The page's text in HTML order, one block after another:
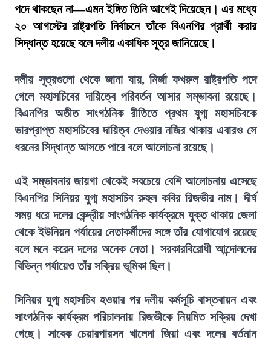
পদে থাকছেন না—এমন ইঙ্গিত তিনি আগেই দিয়েছেন। এর মধ্যে
২০ আগস্টের রাষ্ট্রপতি নির্বাচনে তাঁকে বিএনপির প্রার্থী করার
সিদ্ধান্ত হয়েছে বলে দলীয় একাধিক সূত্র জানিয়েছে।
দলীয় সূত্রগুলো থেকে জানা যায়, মির্জা ফখরুল রাষ্ট্রপতি পদে
গেলে মহাসচিবের দায়িত্বে পরিবর্তন আসার সম্ভাবনা রয়েছে।
বিএনপির অতীত সাংগঠনিক রীতিতে প্রথম যুগ্ম মহাসচিবকে
ভারপ্রাপ্ত মহাসচিবের দায়িত্ব দেওয়ার নজির থাকায় এবারও সে
ধরনের সিদ্ধান্ত আসতে পারে বলে আলোচনা রয়েছে।
এই সম্ভাবনার জায়গা থেকেই সবচেয়ে বেশি আলোচনায় এসেছে
বিএনপির সিনিয়র যুগ্ম মহাসচিব রুহুল কবির রিজভীর নাম। দীর্ঘ
সময় ধরে দলের কেন্দ্রীয় সাংগঠনিক কার্যক্রমে যুক্ত থাকায় জেলা
থেকে ইউনিয়ন পর্যায়ের নেতাকর্মীদের সঙ্গে তাঁর যোগাযোগ রয়েছে
বলে মনে করেন দলের অনেক নেতা। সরকারবিরোধী আন্দোলনের
বিভিন্ন পর্যায়েও তাঁর সক্রিয় ভূমিকা ছিল।
সিনিয়র যুগ্ম মহাসচিব হওয়ার পর দলীয় কর্মসূচি বাস্তবায়ন এবং
সাংগঠনিক কার্যক্রম পরিচালনায় রিজভীকে নিয়মিত সক্রিয় দেখা
গেছে। সাবেক চেয়ারপারসন খালেদা জিয়া এবং দলের বর্তমান